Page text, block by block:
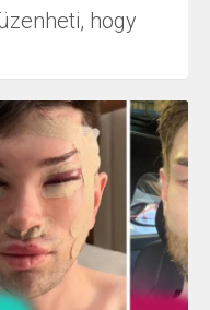
hogy